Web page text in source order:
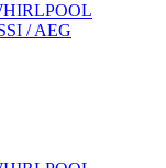
/ AEG